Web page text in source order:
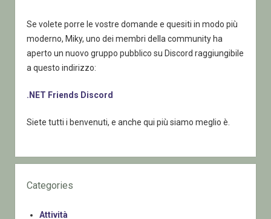
Se volete porre le vostre domande e quesiti in modo più
moderno, Miky, uno dei membri della community ha
aperto un nuovo gruppo pubblico su Discord raggiungibile
a questo indirizzo:
.NET Friends Discord
Siete tutti i benvenuti, e anche qui più siamo meglio è.
Categories
Attività